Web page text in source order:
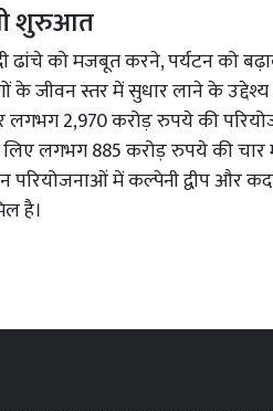
शुरुआत
को मजबूत करने, पर्यटन को
जीवन स्तर में सुधार लाने के उद्देश्य
लगभग 2,970 करोड़ रुपये की
लिए लगभग 885 करोड़ रुपये की चार
परियोजनाओं में कल्पेनी द्वीप और
है।